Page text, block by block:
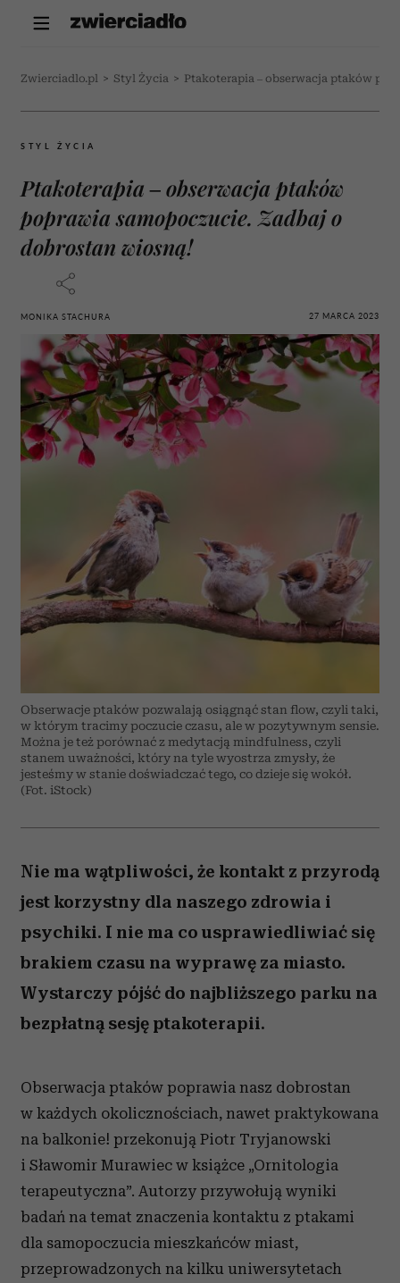
Zwierciadlo.pl > Styl Życia > Ptakoterapia – obserwacja ptaków
STYL ŻYCIA
Ptakoterapia – obserwacja ptaków
poprawia samopoczucie. Zadbaj o
dobrostan wiosną!
MONIKA STACHURA 27 MARCA 2023
Obserwacje ptaków pozwalają osiągnąć stan flow, czyli taki,
w którym tracimy poczucie czasu, ale w pozytywnym sensie.
Można je też porównać z medytacją mindfulness, czyli
stanem uważności, który na tyle wyostrza zmysły, że
jesteśmy w stanie doświadczać tego, co dzieje się wokół.
(Fot. iStock)
Nie ma wątpliwości, że kontakt z przyrodą
jest korzystny dla naszego zdrowia i
psychiki. I nie ma co usprawiedliwiać się
brakiem czasu na wyprawę za miasto.
Wystarczy pójść do najbliższego parku na
bezpłatną sesję ptakoterapii.
Obserwacja ptaków poprawia nasz dobrostan
w każdych okolicznościach, nawet praktykowana
na balkonie! przekonują Piotr Tryjanowski
i Sławomir Murawiec w książce „Ornitologia
terapeutyczna”. Autorzy przywołują wyniki
badań na temat znaczenia kontaktu z ptakami
dla samopoczucia mieszkańców miast,
przeprowadzonych na kilku uniwersytetach